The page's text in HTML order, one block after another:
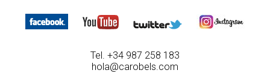
Tel. +34 987 258 183
hola@carobels.com